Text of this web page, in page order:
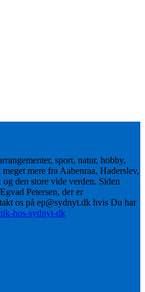
sport, natur, hobby,
mere fra Aabenraa, Haderslev,
den store vide verden. Siden
Petersen, der er
os på ep@sydnyt.dk hvis Du har
hos-sydnyt-dk